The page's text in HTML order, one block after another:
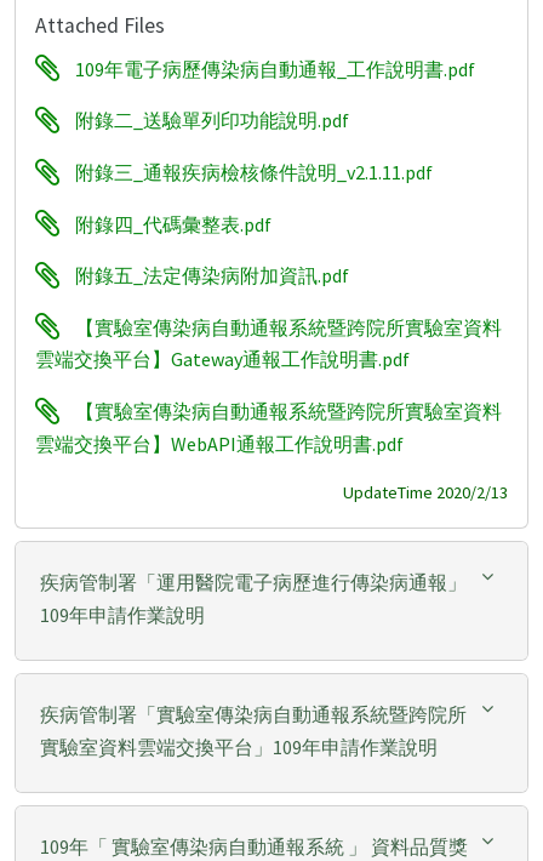
Attached Files
109年電子病歷傳染病自動通報_工作說明書.pdf
附錄二_送驗單列印功能說明.pdf
附錄三_通報疾病檢核條件說明_v2.1.11.pdf
附錄四_代碼彙整表.pdf
附錄五_法定傳染病附加資訊.pdf
【實驗室傳染病自動通報系統暨跨院所實驗室資料
雲端交換平台】Gateway通報工作說明書.pdf
【實驗室傳染病自動通報系統暨跨院所實驗室資料
雲端交換平台】WebAPI通報工作說明書.pdf
UpdateTime 2020/2/13
疾病管制署「運用醫院電子病歷進行傳染病通報」
109年申請作業說明
疾病管制署「實驗室傳染病自動通報系統暨跨院所
實驗室資料雲端交換平台」109年申請作業說明
109年「 實驗室傳染病自動通報系統 」 資料品質獎